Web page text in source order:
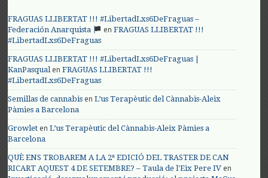
FRAGUAS LLIBERTAT !!! #LibertadLxs6DeFraguas –
Federación Anarquista
enFRAGUAS LLIBERTAT !!!
#LibertadLxs6DeFraguas
FRAGUAS LLIBERTAT !!! #LibertadLxs6DeFraguas |
KanPasqualenFRAGUAS LLIBERTAT !!!
#LibertadLxs6DeFraguas
Semillas de cannabis enL’us Terapèutic del Cànnabis-Aleix
Pàmies a Barcelona
Growlet enL’us Terapèutic del Cànnabis-Aleix Pàmies a
Barcelona
QUÈ ENS TROBAREM A LA 2ª EDICIÓ DEL TRASTER DE CAN
RICART AQUEST 4 DE SETEMBRE? – Taula de l'Eix Pere IV en